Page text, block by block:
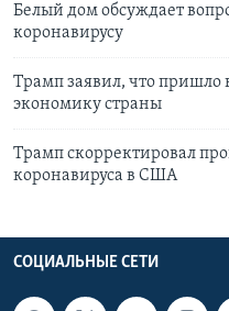
Белый дом обсуждает
коронавирусу
Трамп заявил, что пришло
экономику страны
Трамп скорректировал
коронавируса в США
СОЦИАЛЬНЫЕ СЕТИ